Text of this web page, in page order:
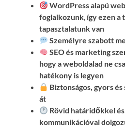
WordPress alapú
foglalkozunk, így ezen a
tapasztalatunk van
Személyre szabott
SEO és marketing
hogy a weboldalad ne
hatékony is legyen
Biztonságos, gyors
át
Rövid határidőkkel
kommunikációval